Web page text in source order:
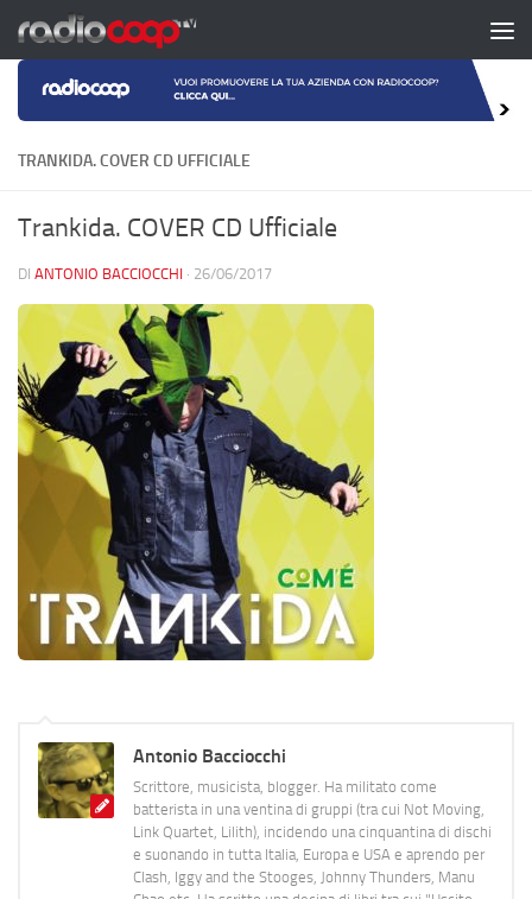
Salta al contenuto
TRANKIDA. COVER CD UFFICIALE
Trankida. COVER CD Ufficiale
DI ANTONIO BACCIOCCHI · 26/06/2017
Antonio Bacciocchi
Scrittore, musicista, blogger. Ha militato come
batterista in una ventina di gruppi (tra cui Not Moving,
Link Quartet, Lilith), incidendo una cinquantina di dischi
e suonando in tutta Italia, Europa e USA e aprendo per
Clash, Iggy and the Stooges, Johnny Thunders, Manu